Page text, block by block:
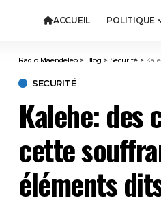
ACCUEIL POLITIQUE
Radio Maendeleo > Blog > Securité >
SECURITÉ
Kalehe: des
cette
éléments